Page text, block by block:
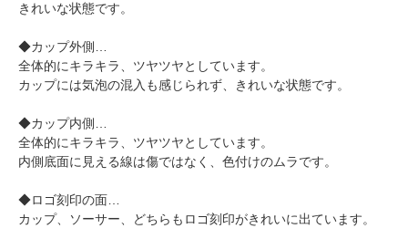
きれいな状態です。
◆カップ外側…
全体的にキラキラ、ツヤツヤとしています。
カップには気泡の混入も感じられず、きれいな状態です。
◆カップ内側…
全体的にキラキラ、ツヤツヤとしています。
内側底面に見える線は傷ではなく、色付けのムラです。
◆ロゴ刻印の面…
カップ、ソーサー、どちらもロゴ刻印がきれいに出ています。